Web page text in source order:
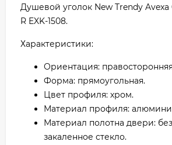
Душевой уголок New Trendy Avexa
R EXK-1508.
Характеристики:
Ориентация:
Форма: прямоугольная.
Цвет профиля: хром.
Материал профиля:
Материал полотна двери:
закаленное стекло.